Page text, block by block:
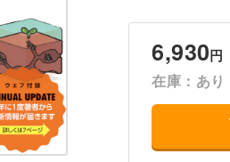
6,930円
在庫：あり